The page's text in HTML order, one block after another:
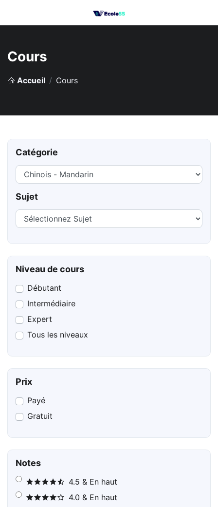
Cours
Accueil Cours
Catégorie
Sujet
Niveau de cours
Débutant
Intermédiaire
Expert
Tous les niveaux
Prix
Payé
Gratuit
Notes
4.5 & En haut
4.0 & En haut